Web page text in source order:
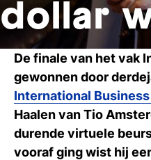
dollar
De finale van het vak
gewonnen door
International
Haalen van Tio
durende virtuele
vooraf ging wist hij